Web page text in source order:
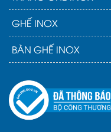
GHẾ INOX
BÀN GHẾ INOX